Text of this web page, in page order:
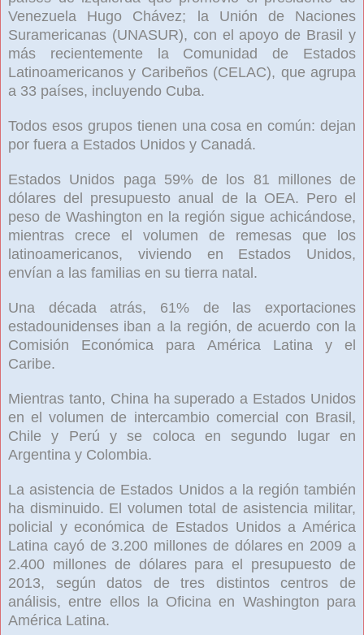
Venezuela Hugo Chávez; la Unión de Naciones
Suramericanas (UNASUR), con el apoyo de Brasil y
más recientemente la Comunidad de Estados
Latinoamericanos y Caribeños (CELAC), que agrupa
a 33 países, incluyendo Cuba.
Todos esos grupos tienen una cosa en común: dejan
por fuera a Estados Unidos y Canadá.
Estados Unidos paga 59% de los 81 millones de
dólares del presupuesto anual de la OEA. Pero el
peso de Washington en la región sigue achicándose,
mientras crece el volumen de remesas que los
latinoamericanos, viviendo en Estados Unidos,
envían a las familias en su tierra natal.
Una década atrás, 61% de las exportaciones
estadounidenses iban a la región, de acuerdo con la
Comisión Económica para América Latina y el
Caribe.
Mientras tanto, China ha superado a Estados Unidos
en el volumen de intercambio comercial con Brasil,
Chile y Perú y se coloca en segundo lugar en
Argentina y Colombia.
La asistencia de Estados Unidos a la región también
ha disminuido. El volumen total de asistencia militar,
policial y económica de Estados Unidos a América
Latina cayó de 3.200 millones de dólares en 2009 a
2.400 millones de dólares para el presupuesto de
2013, según datos de tres distintos centros de
análisis, entre ellos la Oficina en Washington para
América Latina.